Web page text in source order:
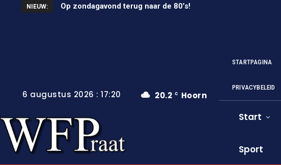
NIEUW: Op zondagavond terug naar de 80’s!
Unieke wielerkoers in Wervershoof
20.2 C Hoorn
6 augustus 2026 : 17:20
STARTPAGINA
PRIVACYBELEID
Start
Sport